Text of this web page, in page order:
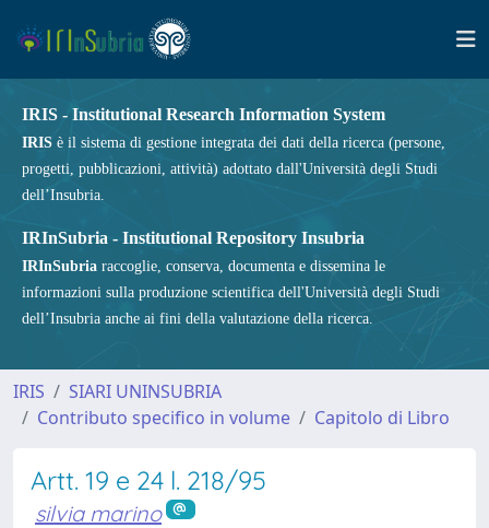
IRIS - Institutional Research Information System
IRIS è il sistema di gestione integrata dei dati della ricerca (persone,
progetti, pubblicazioni, attività) adottato dall'Università degli Studi
dell’Insubria.
IRInSubria - Institutional Repository Insubria
IRInSubria raccoglie, conserva, documenta e dissemina le
informazioni sulla produzione scientifica dell'Università degli Studi
dell’Insubria anche ai fini della valutazione della ricerca.
IRIS
SIARI UNINSUBRIA
Contributo specifico in volume
Capitolo di Libro
Artt. 19 e 24 l. 218/95
silvia marino